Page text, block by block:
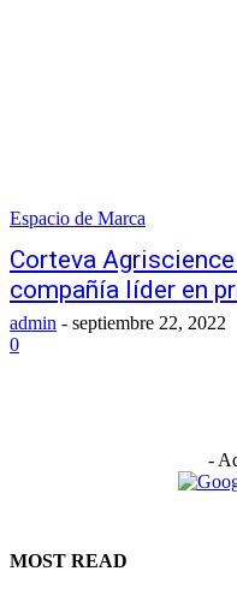
Espacio de Marca
Corteva
compañía líder en
admin - septiembre 22, 2022
0
-
MOST READ